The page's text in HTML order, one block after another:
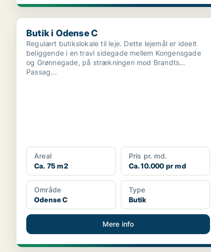
Butik i Odense C
Butik i Odense C
Regulært butikslokale til leje. Dette lejemål er ideelt
beliggende i en travl sidegade mellem Kongensgade
og Grønnegade, på strækningen mod Brandts
Passag...
Areal
Ca. 75 m2
Pris pr. md.
Ca. 10.000 pr md
Område
Odense C
Type
Butik
Mere info